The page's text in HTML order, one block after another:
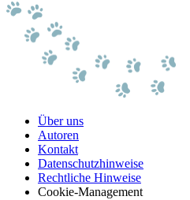
Über uns
Autoren
Kontakt
Datenschutzhinweise
Rechtliche Hinweise
Cookie-Management